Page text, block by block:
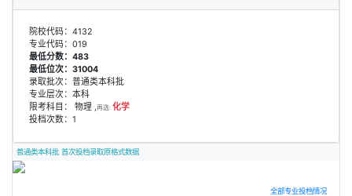
院校代码：4132
专业代码：019
最低分数：483
最低位次：31004
录取批次：普通类本科批
专业层次：本科
限考科目： 物理 ,再选: 化学
投档次数：1
普通类本科批 首次投档录取原格式数据
全部专业投档情况